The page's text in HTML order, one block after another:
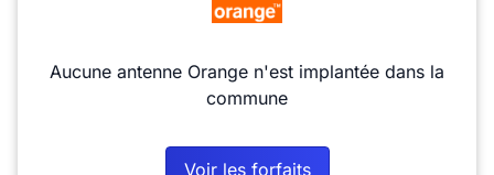
Aucune antenne Orange n'est implantée dans la
commune
Voir les forfaits